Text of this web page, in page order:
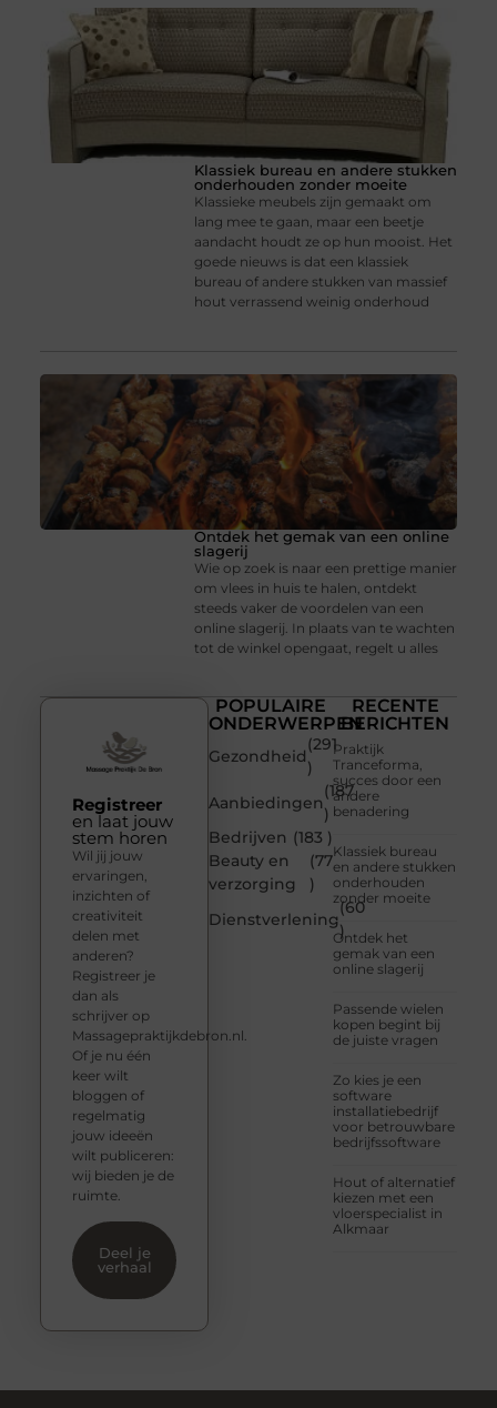
Klassiek bureau en andere stukken
onderhouden zonder moeite
Klassieke meubels zijn gemaakt om
lang mee te gaan, maar een beetje
aandacht houdt ze op hun mooist. Het
goede nieuws is dat een klassiek
bureau of andere stukken van massief
hout verrassend weinig onderhoud
Ontdek het gemak van een online
slagerij
Wie op zoek is naar een prettige manier
om vlees in huis te halen, ontdekt
steeds vaker de voordelen van een
online slagerij. In plaats van te wachten
tot de winkel opengaat, regelt u alles
POPULAIRE
ONDERWERPEN
Gezondheid
(291
)
Aanbiedingen
(187
)
Bedrijven (183 )
Beauty en
verzorging
(77
)
Dienstverlening
(60
)
RECENTE
BERICHTEN
Praktijk
Tranceforma,
succes door een
andere
benadering
Klassiek bureau
en andere stukken
onderhouden
zonder moeite
Ontdek het
gemak van een
online slagerij
Passende wielen
kopen begint bij
de juiste vragen
Zo kies je een
software
installatiebedrijf
voor betrouwbare
bedrijfssoftware
Hout of alternatief
kiezen met een
vloerspecialist in
Alkmaar
Registreer
en laat jouw
stem horen
Wil jij jouw
ervaringen,
inzichten of
creativiteit
delen met
anderen?
Registreer je
dan als
schrijver op
Massagepraktijkdebron.nl.
Of je nu één
keer wilt
bloggen of
regelmatig
jouw ideeën
wilt publiceren:
wij bieden je de
ruimte.
Deel je
verhaal